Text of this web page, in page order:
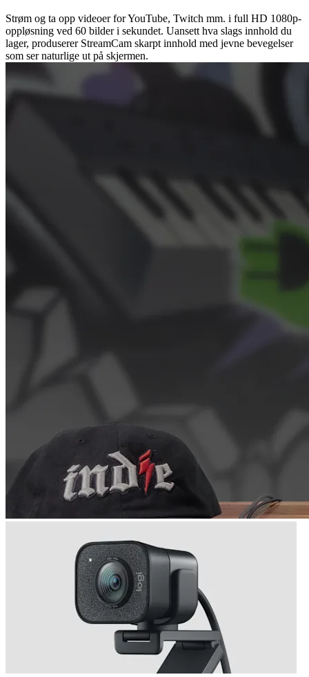
Strøm og ta opp videoer for YouTube, Twitch mm. i full HD 1080p-
oppløsning ved 60 bilder i sekundet. Uansett hva slags innhold du
lager, produserer StreamCam skarpt innhold med jevne bevegelser
som ser naturlige ut på skjermen.